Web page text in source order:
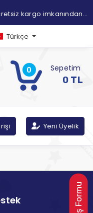
kargo imkanından
Türkçe
0 Sepetim
0 TL
Yeni Üyelik